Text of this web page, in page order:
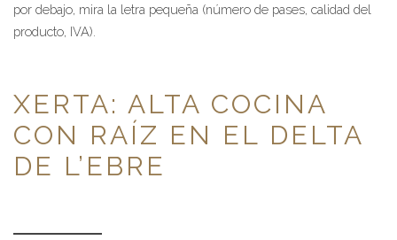
por debajo, mira la letra pequeña (número de pases, calidad del
producto, IVA).
XERTA: ALTA COCINA
CON RAÍZ EN EL DELTA
DE L’EBRE